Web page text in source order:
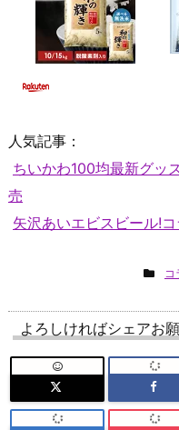
人気記事：
ちいかわ100均最新グッ
売
矢沢あいエビスビール!
コ
よろしければシェアお